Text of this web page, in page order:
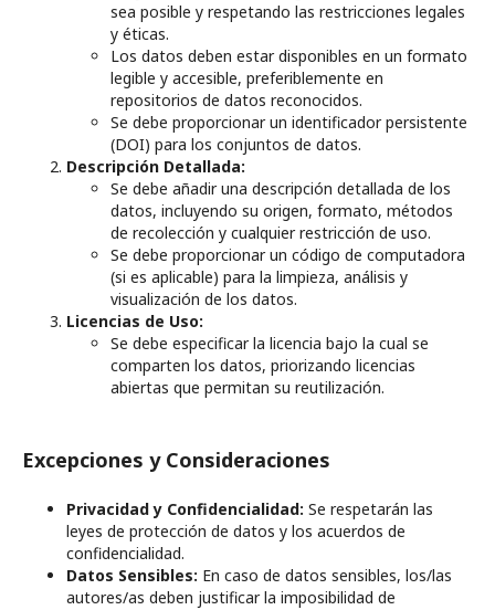
sea posible y respetando las restricciones legales
y éticas.
Los datos deben estar disponibles en un formato
legible y accesible, preferiblemente en
repositorios de datos reconocidos.
Se debe proporcionar un identificador persistente
(DOI) para los conjuntos de datos.
Descripción Detallada:
Se debe añadir una descripción detallada de los
datos, incluyendo su origen, formato, métodos
de recolección y cualquier restricción de uso.
Se debe proporcionar un código de computadora
(si es aplicable) para la limpieza, análisis y
visualización de los datos.
Licencias de Uso:
Se debe especificar la licencia bajo la cual se
comparten los datos, priorizando licencias
abiertas que permitan su reutilización.
Excepciones y Consideraciones
Privacidad y Confidencialidad: Se respetarán las
leyes de protección de datos y los acuerdos de
confidencialidad.
Datos Sensibles: En caso de datos sensibles, los/las
autores/as deben justificar la imposibilidad de